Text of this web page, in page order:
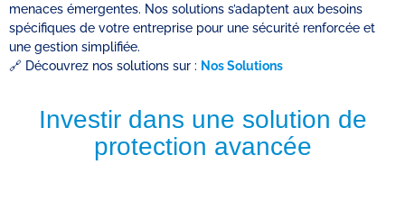
menaces émergentes. Nos solutions s’adaptent aux besoins
spécifiques de votre entreprise pour une sécurité renforcée et
une gestion simplifiée.
🔗 Découvrez nos solutions sur : Nos Solutions
Investir dans une solution de
protection avancée